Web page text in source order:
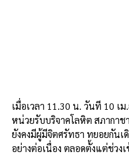
เมื่อเวลา 11.30 น. วันที 10 เ
หน่วยรับบริจาคโลหิต สภากา
ยังคงมีผู้มีจิตศรัทธา ทยอยกันเ
อย่างต่อเนื่อง ตลอดตั้งแต่ช่วง